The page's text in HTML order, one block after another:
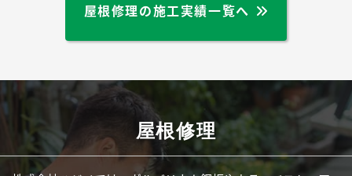
屋根修理の施工実績一覧へ
屋根修理